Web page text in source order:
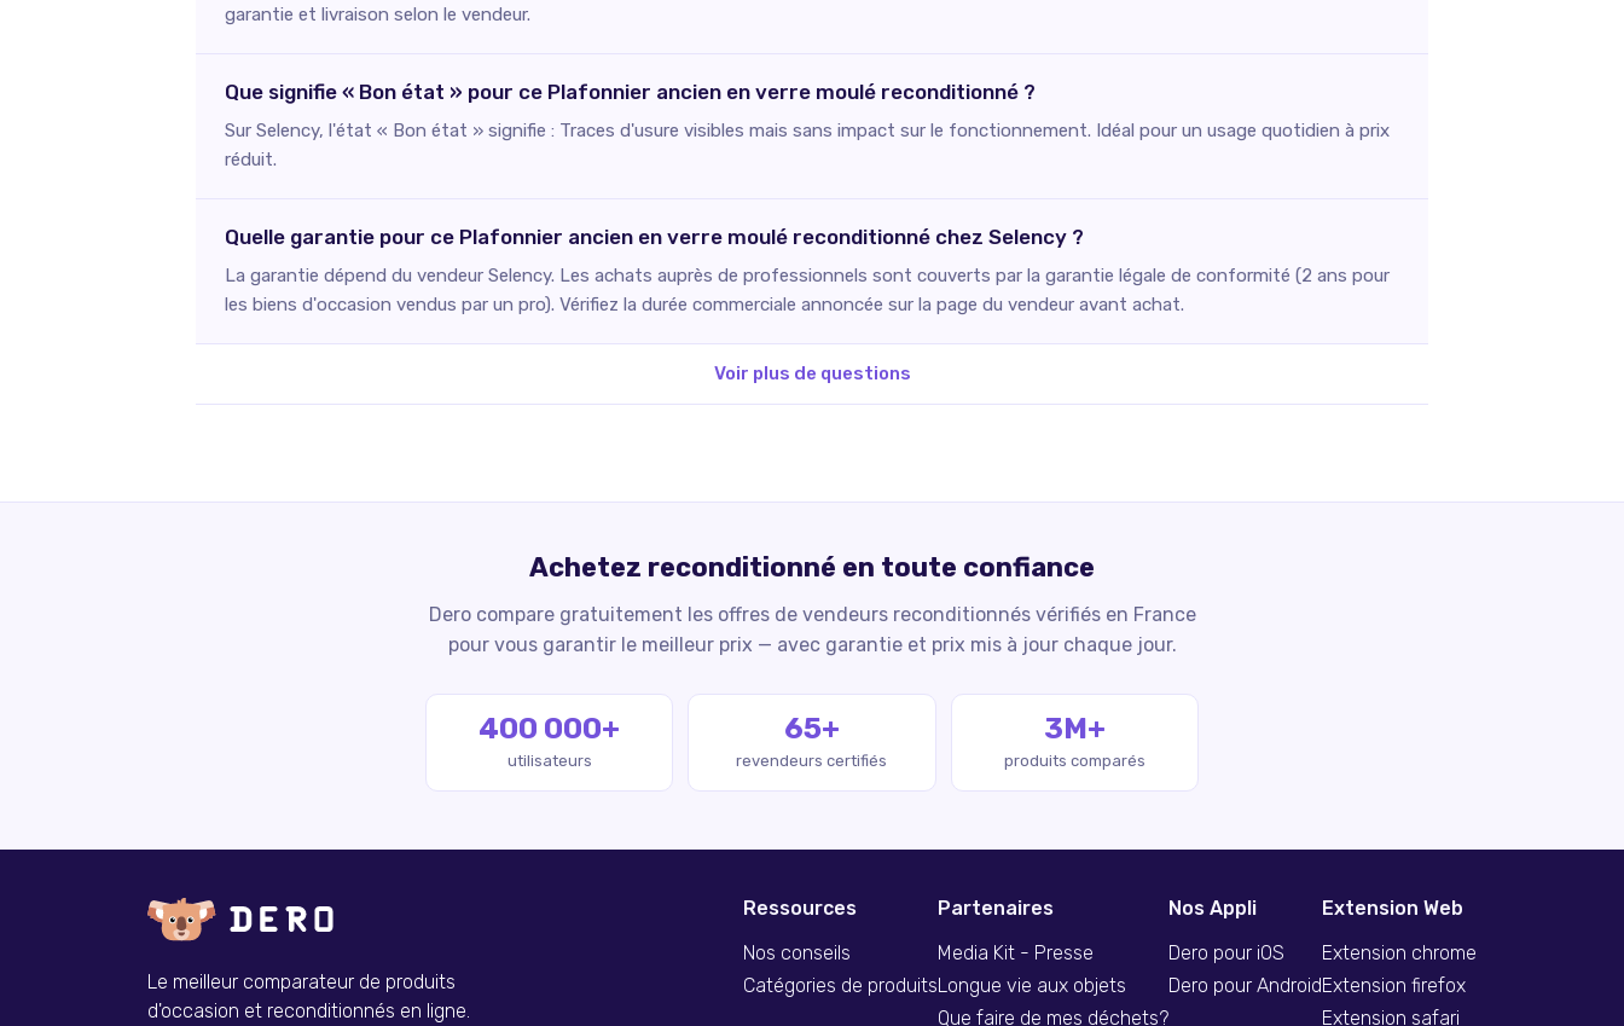
garantie et livraison selon le vendeur.
Que signifie « Bon état » pour ce Plafonnier ancien en verre moulé reconditionné ?
Sur Selency, l'état « Bon état » signifie : Traces d'usure visibles mais sans impact sur le fonctionnement. Idéal pour un usage quotidien à prix
réduit.
Quelle garantie pour ce Plafonnier ancien en verre moulé reconditionné chez Selency ?
La garantie dépend du vendeur Selency. Les achats auprès de professionnels sont couverts par la garantie légale de conformité (2 ans pour
les biens d'occasion vendus par un pro). Vérifiez la durée commerciale annoncée sur la page du vendeur avant achat.
Voir plus de questions
Achetez reconditionné en toute confiance
Dero compare gratuitement les offres de vendeurs reconditionnés vérifiés en France
pour vous garantir le meilleur prix — avec garantie et prix mis à jour chaque jour.
400 000+
utilisateurs
65+
revendeurs certifiés
3M+
produits comparés
Le meilleur comparateur de produits
d'occasion et reconditionnés en ligne.
Ressources
Nos conseils
Catégories de produits
Partenaires
Media Kit - Presse
Longue vie aux objets
Que faire de mes déchets?
Nos Appli
Dero pour iOS
Dero pour Android
Extension Web
Extension chrome
Extension firefox
Extension safari